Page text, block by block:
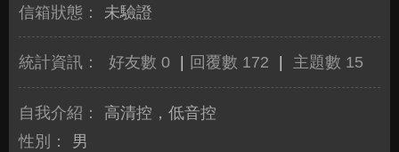
信箱狀態： 未驗證
統計資訊： 好友數 0 回覆數 172 主題數 15
自我介紹：
高清控，低音控
性別：
男